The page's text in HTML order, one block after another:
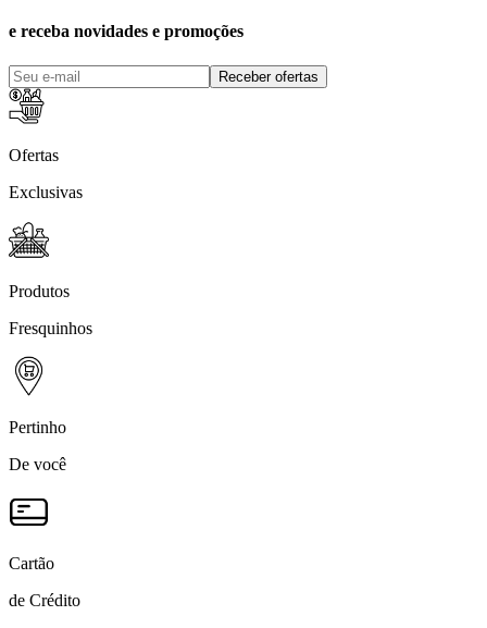
e receba novidades e promoções
Receber ofertas
Ofertas
Exclusivas
Produtos
Fresquinhos
Pertinho
De você
Cartão
de Crédito